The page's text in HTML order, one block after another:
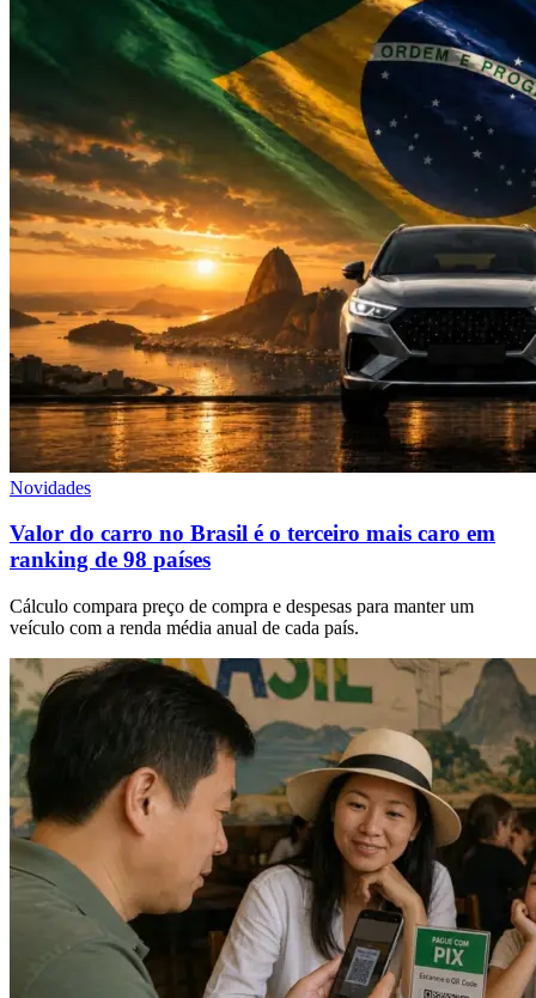
Novidades
Valor do carro no Brasil é o terceiro mais caro em
ranking de 98 países
Cálculo compara preço de compra e despesas para manter um
veículo com a renda média anual de cada país.